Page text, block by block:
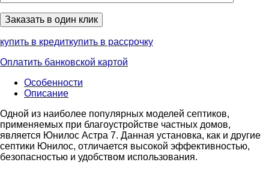
купить в кредиткупить в рассрочку
Оплатить банковской картой
Особенности
Описание
Одной из наиболее популярных моделей септиков,
применяемых при благоустройстве частных домов,
является Юнилос Астра 7. Данная установка, как и другие
септики Юнилос, отличается высокой эффективностью,
безопасностью и удобством использования.